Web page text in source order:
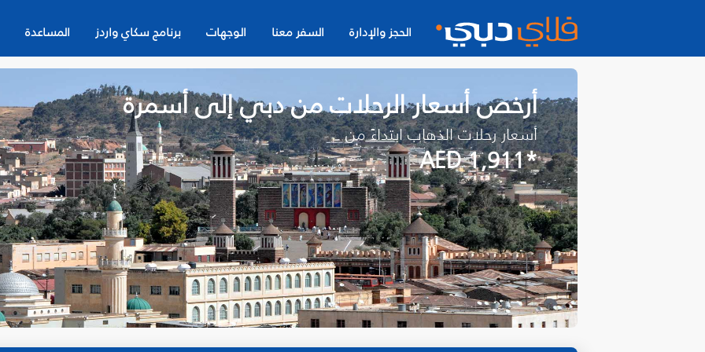
الحجز والإدارة السفر معنا الوجهات برنامج سكاي واردز المساعدة
أرخص أسعار الرحلات من دبي إلى أسمرة
أسعار رحلات الذهاب ابتداءً من
*AED 1,911